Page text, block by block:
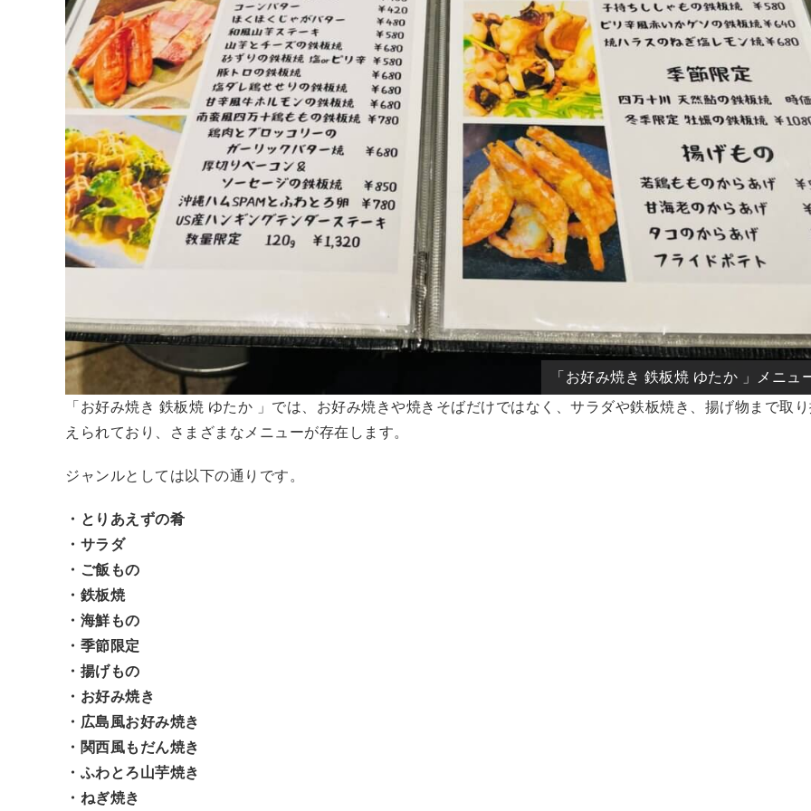
「お好み焼き 鉄板焼 ゆたか 」メニュ
「お好み焼き 鉄板焼 ゆたか 」では、お好み焼きや焼きそばだけではなく、サラダや鉄板焼き、揚げ物まで取
えられており、さまざまなメニューが存在します。
ジャンルとしては以下の通りです。
・とりあえずの肴
・サラダ
・ご飯もの
・鉄板焼
・海鮮もの
・季節限定
・揚げもの
・お好み焼き
・広島風お好み焼き
・関西風もだん焼き
・ふわとろ山芋焼き
・ねぎ焼き